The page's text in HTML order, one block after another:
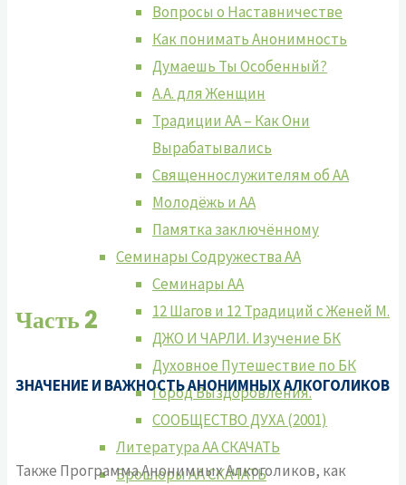
Вопросы о Наставничестве
Как понимать Анонимность
Думаешь Ты Особенный?
А.А. для Женщин
Традиции АА – Как Они
Вырабатывались
Священнослужителям об АА
Молодёжь и АА
Памятка заключённому
Семинары Содружества АА
Семинары АА
12 Шагов и 12 Традиций с Женей М.
ДЖО И ЧАРЛИ. Изучение БК
Духовное Путешествие по БК
Город Выздоровления.
СООБЩЕСТВО ДУХА (2001)
Литература АА СКАЧАТЬ
Брошюры АА СКАЧАТЬ
Часть 2
ЗНАЧЕНИЕ И ВАЖНОСТЬ АНОНИМНЫХ АЛКОГОЛИКОВ
Также Программа Анонимных Алкоголиков, как